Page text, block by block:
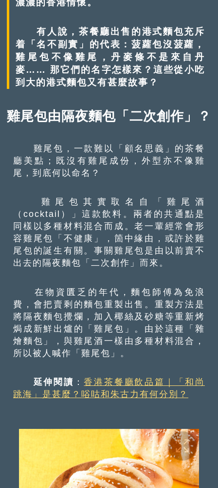
濃濃的香港情懷。
有人說，茶餐廳出售的港式麵包充斥
着「名不副實」的代表：菠蘿包沒菠蘿，
雞尾包不像雞尾，丹麥條不是來自丹
麥…… 那它們的名字怎樣來？這些從小吃
到大的港式麵包又有甚麼故事？
雞尾包由隔夜麵包「二次創作」？
雞尾包，一款難以「顧名思義」的茶餐
廳美點；既沒有雞尾成份，外型亦不像雞
尾，到底何以命名？
雞尾包其實取名自「雞尾酒
（cocktail）」這款飲料。兩者的共通點是
同樣以多種材料混合而成。老一輩經常會形
容雞尾包「不健康」，箇中緣由，或許於雞
尾包的誕生有關。事關雞尾包是由以前賣不
出去的隔夜麵包「二次創作」而來。
在物資匱乏的年代，麵包師傅為免浪
費，會把賣剩的麵包重製出售。重製方法是
將隔夜麵包攪爛，加入椰絲及砂糖等重新烤
焗成新鮮出爐的「雞尾包」。由於這種「雜
燴麵包」，與雞尾酒一樣由多種材料混合，
所以被人喊作「雞尾包」。
延伸閱讀 ：香港茶餐廳飲品篇｜「和尚
跳海」是甚麼？唂咕和朱古力有何分別？